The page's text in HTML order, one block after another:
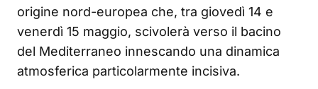
origine nord-europea che, tra giovedì 14 e
venerdì 15 maggio, scivolerà verso il bacino
del Mediterraneo innescando una dinamica
atmosferica particolarmente incisiva.